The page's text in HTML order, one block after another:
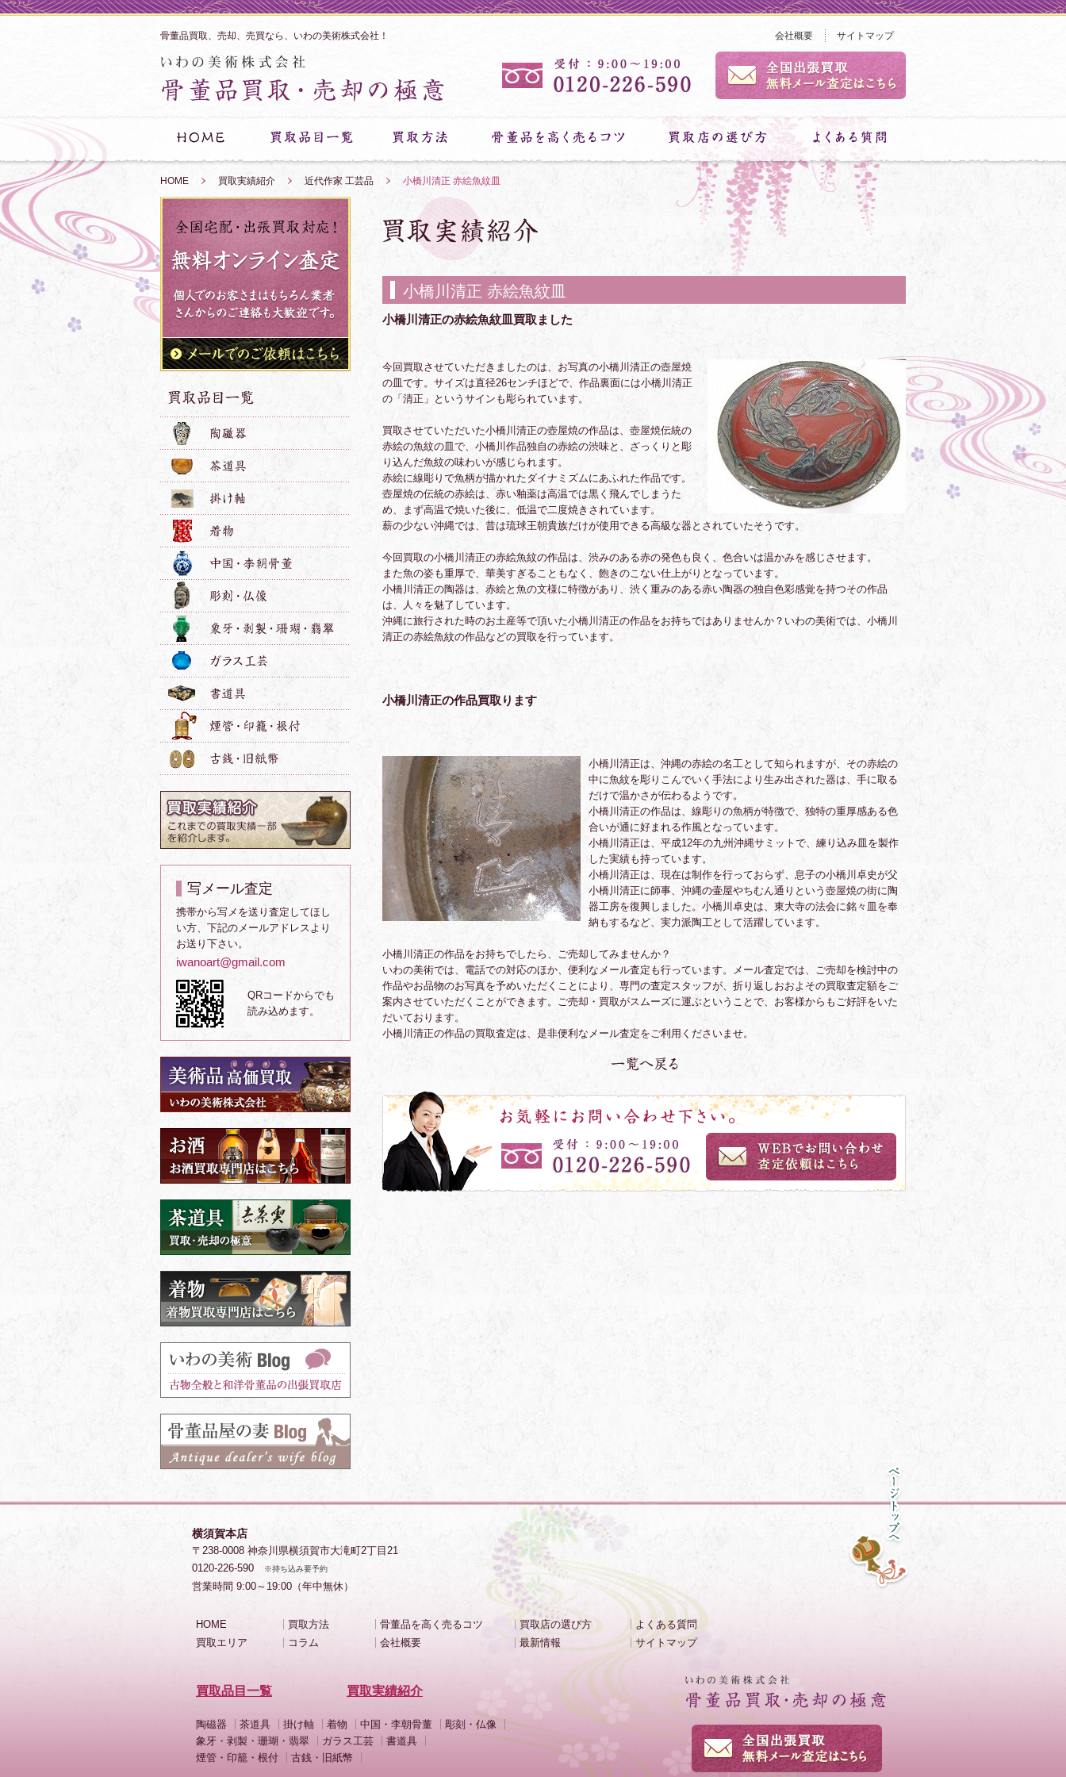
骨董品買取、売却、売買なら、いわの美術株式会社！ 会社概要 サイトマップ
HOME 買取実績紹介 近代作家 工芸品 小橋川清正 赤絵魚紋皿
小橋川清正 赤絵魚紋皿
小橋川清正の赤絵魚紋皿買取ました
今回買取させていただきましたのは、お写真の小橋川清正の壺屋焼
の皿です。 サイズは直径26センチほどで、作品裏面には小橋川清正
の「清正」というサインも彫られています。
買取させていただいた小橋川清正の壺屋焼の作品は、壺屋焼伝統の
赤絵の魚紋の皿で、小橋川作品独自の赤絵の渋味と、ざっくりと彫
り込んだ魚紋の味わいが感じられます。
赤絵に線彫りで魚柄が描かれたダイナミズムにあふれた作品です。
壺屋焼の伝統の赤絵は、赤い釉薬は高温では黒く飛んでしまうた
め、まず高温で焼いた後に、低温で二度焼きされています。
薪の少ない沖縄では、昔は琉球王朝貴族だけが使用できる高級な器とされていたそうです。
今回買取の小橋川清正の赤絵魚紋の作品は、渋みのある赤の発色も良く、色合いは温かみを感じさせます。
また魚の姿も重厚で、華美すぎることもなく、飽きのこない仕上がりとなっています。
小橋川清正の陶器は、赤絵と魚の文様に特徴があり、渋く重みのある赤い陶器の独自色彩感覚を持つその作品
は、人々を魅了しています。
沖縄に旅行された時のお土産等で頂いた小橋川清正の作品をお持ちではありませんか？いわの美術では、小橋川
清正の赤絵魚紋の作品などの買取を行っています。
小橋川清正の作品買取ります
小橋川清正は、沖縄の赤絵の名工として知られますが、その赤絵の
中に魚紋を彫りこんでいく手法により生み出された器は、手に取る
だけで温かさが伝わるようです。
小橋川清正の作品は、線彫りの魚柄が特徴で、独特の重厚感ある色
合いが通に好まれる作風となっています。
小橋川清正は、平成12年の九州沖縄サミットで、練り込み皿を製作
した実績も持っています。
小橋川清正は、現在は制作を行っておらず、息子の小橋川卓史が父
小橋川清正に師事、沖縄の壷屋やちむん通りという壺屋焼の街に陶
器工房を復興しました。小橋川卓史は、東大寺の法会に銘々皿を奉
納もするなど、実力派陶工として活躍しています。
小橋川清正の作品をお持ちでしたら、ご売却してみませんか？
いわの美術では、電話での対応のほか、便利なメール査定も行っています。メール査定では、ご売却を検討中の
作品やお品物のお写真を予めいただくことにより、専門の査定スタッフが、折り返しおおよその買取査定額をご
案内させていただくことができます。ご売却・買取がスムーズに運ぶということで、お客様からもご好評をいた
だいております。
小橋川清正の作品の買取査定は、是非便利なメール査定をご利用くださいませ。
写メール査定
携帯から写メを送り査定してほし
い方、下記のメールアドレスより
お送り下さい。
iwanoart@gmail.com
QRコードからでも
読み込めます。
横須賀本店
〒238-0008 神奈川県横須賀市大滝町2丁目21
0120-226-590
※持ち込み要予約
営業時間 9:00～19:00（年中無休）
HOME 買取方法 骨董品を高く売るコツ 買取店の選び方
よくある質問
買取エリア
コラム 会社概要 最新情報 サイトマップ
買取品目一覧 買取実績紹介
陶磁器 茶道具 掛け軸 着物 中国・李朝骨董
彫刻・仏像
象牙・剥製・珊瑚・翡翠
ガラス工芸
書道具
煙管・印籠・根付
古銭・旧紙幣